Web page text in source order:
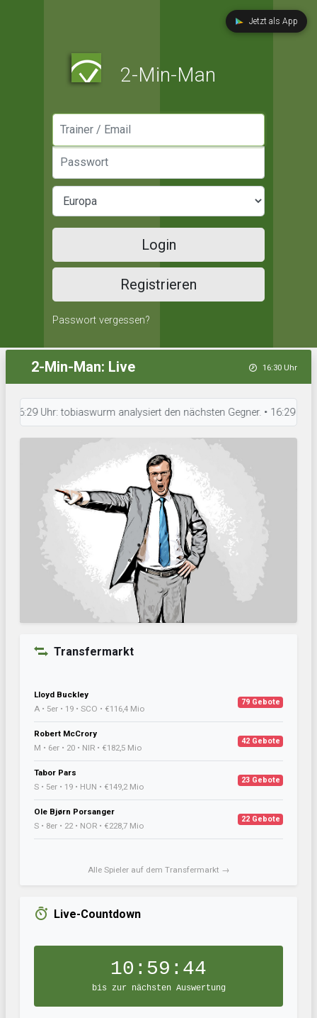
Jetzt als App
2-Min-Man
Login
Registrieren
Passwort vergessen?
2-Min-Man: Live 16:30 Uhr
Uhr: tobiaswurm analysiert den nächsten Gegner. • 16:29 Uhr:
Transfermarkt
Lloyd Buckley
A • 5er • 19 • SCO • €116,4 Mio
79 Gebote
Robert McCrory
M • 6er • 20 • NIR • €182,5 Mio
42 Gebote
Tabor Pars
S • 5er • 19 • HUN • €149,2 Mio
23 Gebote
Ole Bjørn Porsanger
S • 8er • 22 • NOR • €228,7 Mio
22 Gebote
Alle Spieler auf dem Transfermarkt →
Live-Countdown
10:59:43
bis zur nächsten Auswertung